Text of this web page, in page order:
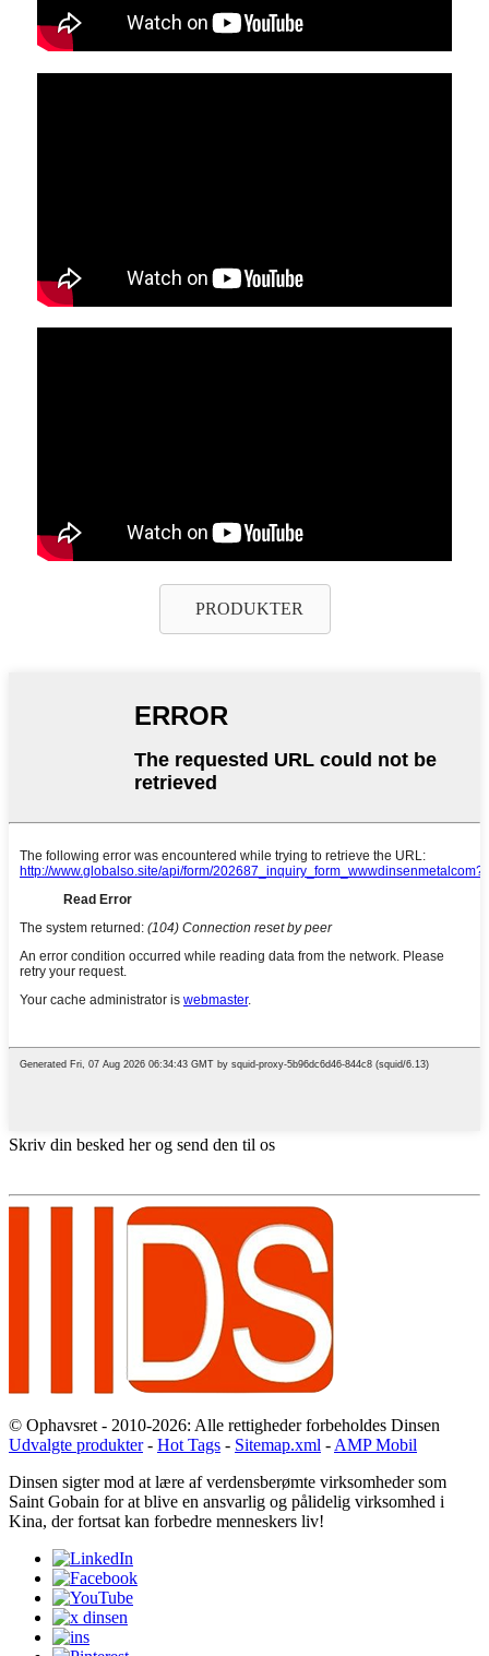
PRODUKTER
Skriv din besked her og send den til os
© Ophavsret - 2010-2026: Alle rettigheder forbeholdes Dinsen
Udvalgte produkter- Hot Tags - Sitemap.xml - AMP Mobil
Dinsen sigter mod at lære af verdensberømte virksomheder som
Saint Gobain for at blive en ansvarlig og pålidelig virksomhed i
Kina, der fortsat kan forbedre menneskers liv!